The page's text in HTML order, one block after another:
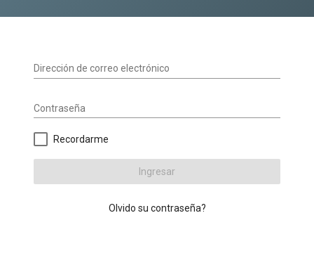
Dirección de correo electrónico
Contraseña
Recordarme
Ingresar
Olvido su contraseña?